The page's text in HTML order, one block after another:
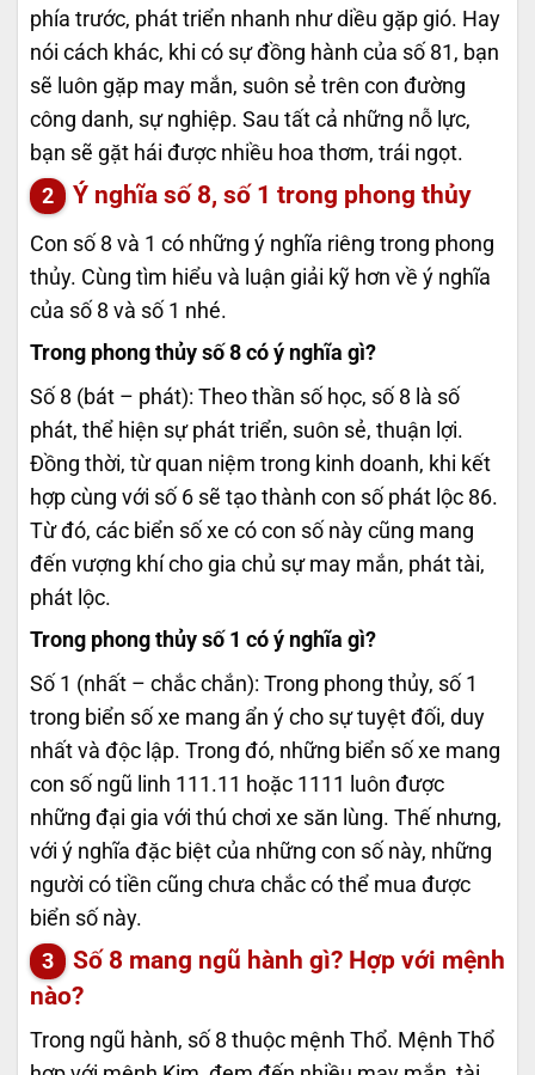
phía trước, phát triển nhanh như diều gặp gió. Hay
nói cách khác, khi có sự đồng hành của số 81, bạn
sẽ luôn gặp may mắn, suôn sẻ trên con đường
công danh, sự nghiệp. Sau tất cả những nỗ lực,
bạn sẽ gặt hái được nhiều hoa thơm, trái ngọt.
Ý nghĩa số 8, số 1 trong phong thủy
Con số 8 và 1 có những ý nghĩa riêng trong phong
thủy. Cùng tìm hiểu và luận giải kỹ hơn về ý nghĩa
của số 8 và số 1 nhé.
Trong phong thủy số 8 có ý nghĩa gì?
Số 8 (bát – phát): Theo thần số học, số 8 là số
phát, thể hiện sự phát triển, suôn sẻ, thuận lợi.
Đồng thời, từ quan niệm trong kinh doanh, khi kết
hợp cùng với số 6 sẽ tạo thành con số phát lộc 86.
Từ đó, các biển số xe có con số này cũng mang
đến vượng khí cho gia chủ sự may mắn, phát tài,
phát lộc.
Trong phong thủy số 1 có ý nghĩa gì?
Số 1 (nhất – chắc chắn): Trong phong thủy, số 1
trong biển số xe mang ẩn ý cho sự tuyệt đối, duy
nhất và độc lập. Trong đó, những biển số xe mang
con số ngũ linh 111.11 hoặc 1111 luôn được
những đại gia với thú chơi xe săn lùng. Thế nhưng,
với ý nghĩa đặc biệt của những con số này, những
người có tiền cũng chưa chắc có thể mua được
biển số này.
Số 8 mang ngũ hành gì? Hợp với mệnh
nào?
Trong ngũ hành, số 8 thuộc mệnh Thổ. Mệnh Thổ